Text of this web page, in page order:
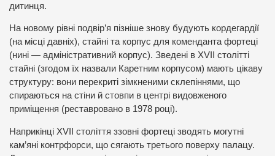
дитинця.
На новому рівні подвір’я пізніше знову будують кордегардії
(на місці давніх), стайні та корпус для коменданта фортеці
(нині — адміністративний корпус). Зведені в XVII столітті
стайні (згодом їх назвали Каретним корпусом) мають цікаву
структуру: вони перекриті зімкненими склепіннями, що
спираються на стіни й стовпи в центрі видовженого
приміщення (реставровано в 1978 році).
Наприкінці XVII століття ззовні фортеці зводять могутні
кам’яні контрфорси, що сягають третього поверху палацу.